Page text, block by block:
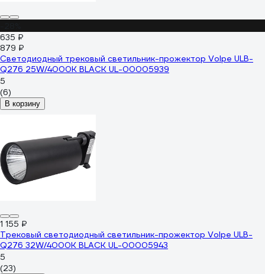
635 ₽
879 ₽
Светодиодный трековый светильник-прожектор Volpe ULB-
Q276 25W/4000К BLACK UL-00005939
5
(6)
В корзину
1 155 ₽
Трековый светодиодный светильник-прожектор Volpe ULB-
Q276 32W/4000К BLACK UL-00005943
5
(23)